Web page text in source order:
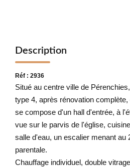
Description
Réf : 2936
Situé au centre ville de
type 4, après rénovation
se compose d'un hall d'entrée, à
vue sur le parvis de l'église,
salle d'eau, un escalier menant au
parentale.
Chauffage individuel, double